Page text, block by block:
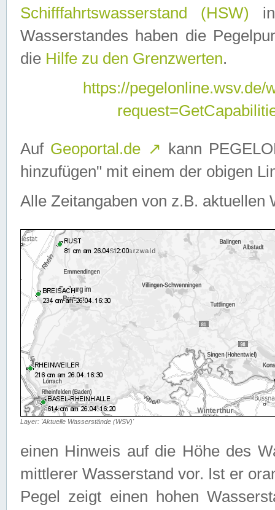
Schifffahrtswasserstand (HSW)
Wasserstandes haben die
die Hilfe zu den Grenzwerten.
https://
Auf Geoportal.de ↗ kann
hinzufügen" mit einem der obigen
Alle Zeitangaben von z.B. aktuellen
Layer: 'Aktuelle Wasserstände (WSV)'
einen Hinweis auf die Höhe des
mittlerer Wasserstand vor. Ist er
Pegel zeigt einen hohen